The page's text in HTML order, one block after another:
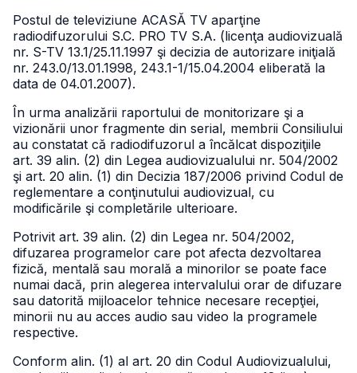
Postul de televiziune ACASĂ TV aparţine
radiodifuzorului S.C. PRO TV S.A. (licenţa audiovizuală
nr. S-TV 13.1/25.11.1997 şi decizia de autorizare iniţială
nr. 243.0/13.01.1998, 243.1-1/15.04.2004 eliberată la
data de 04.01.2007).
În urma analizării raportului de monitorizare şi a
vizionării unor fragmente din serial, membrii Consiliului
au constatat că radiodifuzorul a încălcat dispoziţiile
art. 39 alin. (2) din Legea audiovizualului nr. 504/2002
şi art. 20 alin. (1) din Decizia 187/2006 privind Codul de
reglementare a conţinutului audiovizual, cu
modificările şi completările ulterioare.
Potrivit art. 39 alin. (2) din Legea nr. 504/2002,
difuzarea programelor care pot afecta dezvoltarea
fizică, mentală sau morală a minorilor se poate face
numai dacă, prin alegerea intervalului orar de difuzare
sau datorită mijloacelor tehnice necesare recepţiei,
minorii nu au acces audio sau video la programele
respective.
Conform alin. (1) al art. 20 din Codul Audiovizualului,